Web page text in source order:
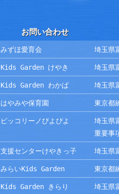
お問い合わせ
みずほ愛育会 埼玉県
Kids Garden けやき 埼玉県
Kids Garden わかば 埼玉県
はやみや保育園 東京都
ピッコリーノぴよぴよ
埼玉県
重要事
支援センターけやきっ子 埼玉県
みらいKids Garden 東京都
Kids Garden きらり 埼玉県